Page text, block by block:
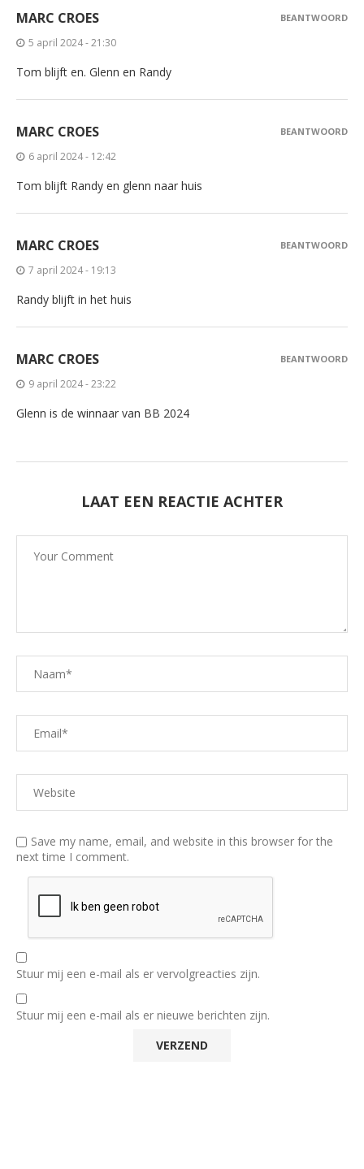
MARC CROES
5 april 2024 - 21:30
Tom blijft en. Glenn en Randy
BEANTWOORD
MARC CROES
6 april 2024 - 12:42
Tom blijft Randy en glenn naar huis
BEANTWOORD
MARC CROES
7 april 2024 - 19:13
Randy blijft in het huis
BEANTWOORD
MARC CROES
9 april 2024 - 23:22
Glenn is de winnaar van BB 2024
BEANTWOORD
LAAT EEN REACTIE ACHTER
Save my name, email, and website in this browser for the
next time I comment.
Stuur mij een e-mail als er vervolgreacties zijn.
Stuur mij een e-mail als er nieuwe berichten zijn.